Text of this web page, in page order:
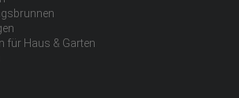
für Haus & Garten